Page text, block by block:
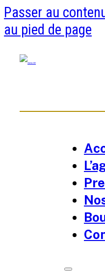
Passer au
au pied de page